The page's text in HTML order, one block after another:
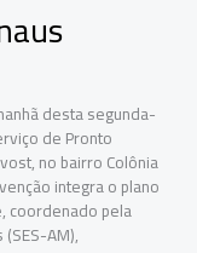
desta segunda-
de Pronto
no bairro Colônia
integra o plano
coordenado pela
AM),